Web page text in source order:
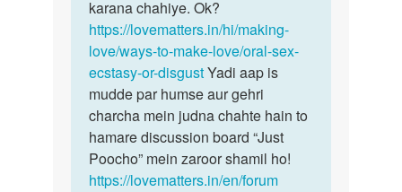
by
Harsh
karana chahiye. Ok?
https://lovematters.in/hi/making-
love/ways-to-make-love/oral-sex-
ecstasy-or-disgustYadi aap is
mudde par humse aur gehri
charcha mein judna chahte hain to
hamare discussion board “Just
Poocho” mein zaroor shamil ho!
https://lovematters.in/en/forum